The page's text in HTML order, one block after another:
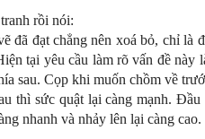
rồi nói:
đã đạt chẳng nên xoá bỏ, chỉ là
tại yêu cầu làm rõ vấn đề này
sau. Cọp khi muốn chồm về
thì sức quật lại càng mạnh. Đầu
nhanh và nhảy lên lại càng cao.